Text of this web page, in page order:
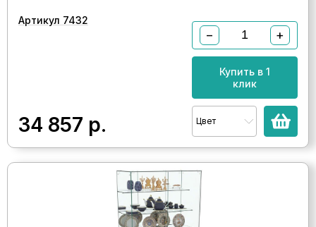
Артикул 7432
34 857 р.
− +
Купить в 1
клик
Цвет